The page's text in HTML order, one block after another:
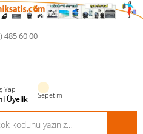
485 60 00
Yap
Üyelik Sepetim